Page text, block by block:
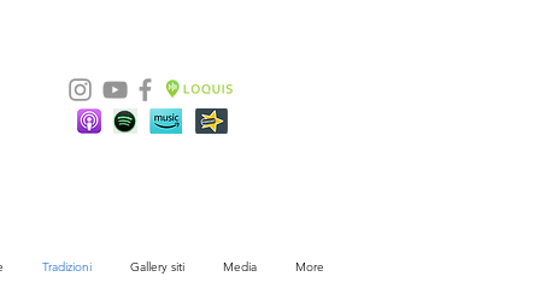
Tradizioni Gallery siti Media More